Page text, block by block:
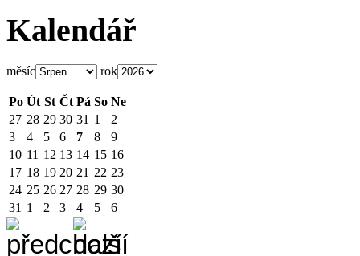
Kalendář
měsíc rok
Po Út St Čt Pá So Ne
27 28 29 30 31 1
2
3
4 5 6 7 8
9
10 11 12 13 14 15 16
17 18 19 20 21 22 23
24 25 26 27 28 29 30
31 1 2 3 4 5 6